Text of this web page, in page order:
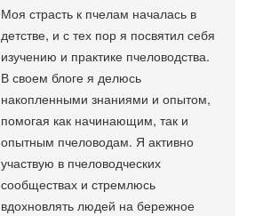
Моя страсть к пчелам началась в
детстве, и с тех пор я посвятил себя
изучению и практике пчеловодства.
В своем блоге я делюсь
накопленными знаниями и опытом,
помогая как начинающим, так и
опытным пчеловодам. Я активно
участвую в пчеловодческих
сообществах и стремлюсь
вдохновлять людей на бережное